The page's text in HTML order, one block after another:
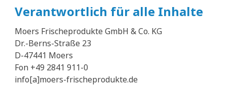
Verantwortlich für alle Inhalte
Moers Frischeprodukte GmbH & Co. KG
Dr.-Berns-Straße 23
D-47441 Moers
Fon +49 2841 911-0
info[a]moers-frischeprodukte.de